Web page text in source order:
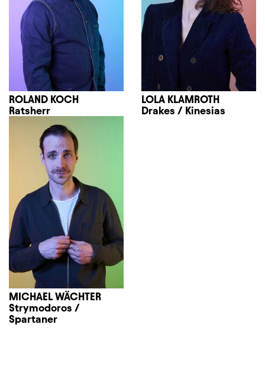
ROLAND KOCH
Ratsherr
LOLA KLAMROTH
Drakes / Kinesias
MICHAEL WÄCHTER
Strymodoros /
Spartaner